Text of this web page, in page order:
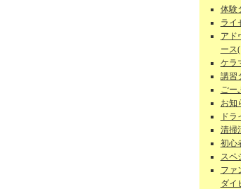
体験
ライ
アド
ース
ケラ
講習
ごー
お知
ド
清掃
初心
スペ
ファ
ダイ